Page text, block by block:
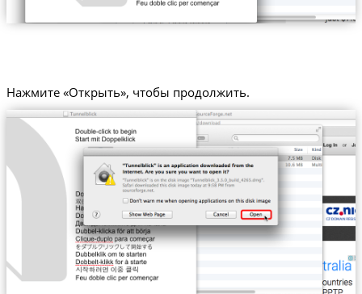
Нажмите «Открыть», чтобы продолжить.